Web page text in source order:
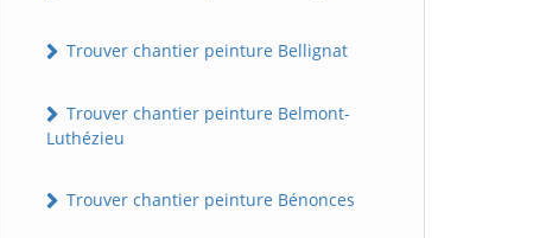
Trouver chantier peinture Bellignat
Trouver chantier peinture Belmont-
Luthézieu
Trouver chantier peinture Bénonces